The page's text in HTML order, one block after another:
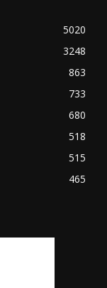
5020
3248
863
733
680
518
515
465